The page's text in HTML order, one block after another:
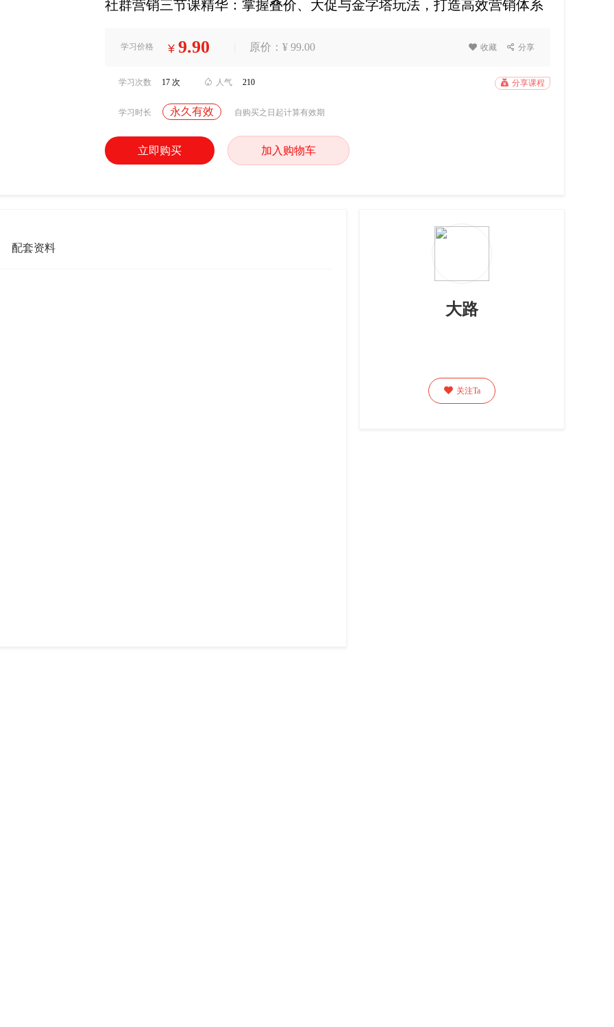
社群营销三节课精华：掌握叠价、大促与金字塔玩法，打造高效营销体系
学习价格 ¥ 9.90 原价：¥ 99.00  收藏  分享
学习次数 17 次  人气 210  分享课程
学习时长 永久有效 自购买之日起计算有效期
立即购买 加入购物车
配套资料
大路
 关注Ta